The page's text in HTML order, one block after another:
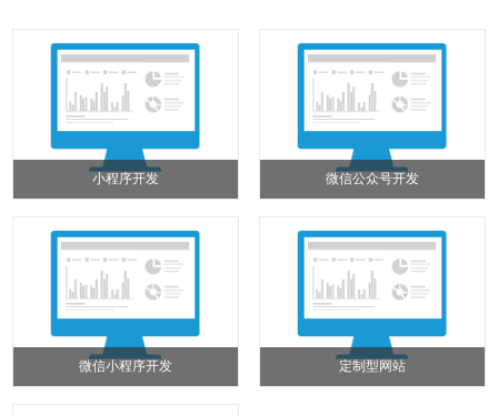
小程序开发 微信公众号开发
微信小程序开发 定制型网站